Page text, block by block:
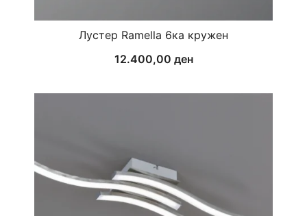
Лустер Ramella 6ка кружен
12.400,00 ден